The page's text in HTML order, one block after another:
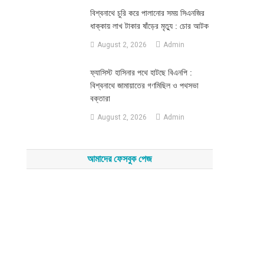
‎বিশ্বনাথে চুরি করে পালানোর সময় সিএনজির
ধাক্কায় লাখ টাকার ষাঁড়ের মৃত্যু : চোর আটক
August 2, 2026 Admin
‎ফ্যাসিস্ট হাসিনার পথে হাটছে বিএনপি :
বিশ্বনাথে জামায়াতের গণমিছিল ও পথসভা
বক্তারা
August 2, 2026 Admin
আমাদের ফেসবুক পেজ